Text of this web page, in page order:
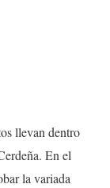
llevan dentro
En el
la variada